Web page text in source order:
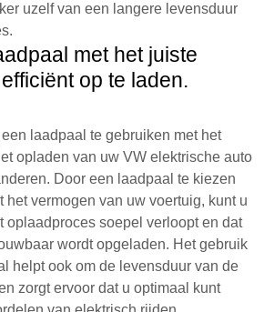
uzelf van een langere levensduur
met het juiste
op te laden.
laadpaal te gebruiken met het
opladen van uw VW elektrische auto
Door een laadpaal te kiezen
het vermogen van uw voertuig, kunt u
oplaadproces soepel verloopt en dat
wordt opgeladen. Het gebruik
helpt ook om de levensduur van de
zorgt ervoor dat u optimaal kunt